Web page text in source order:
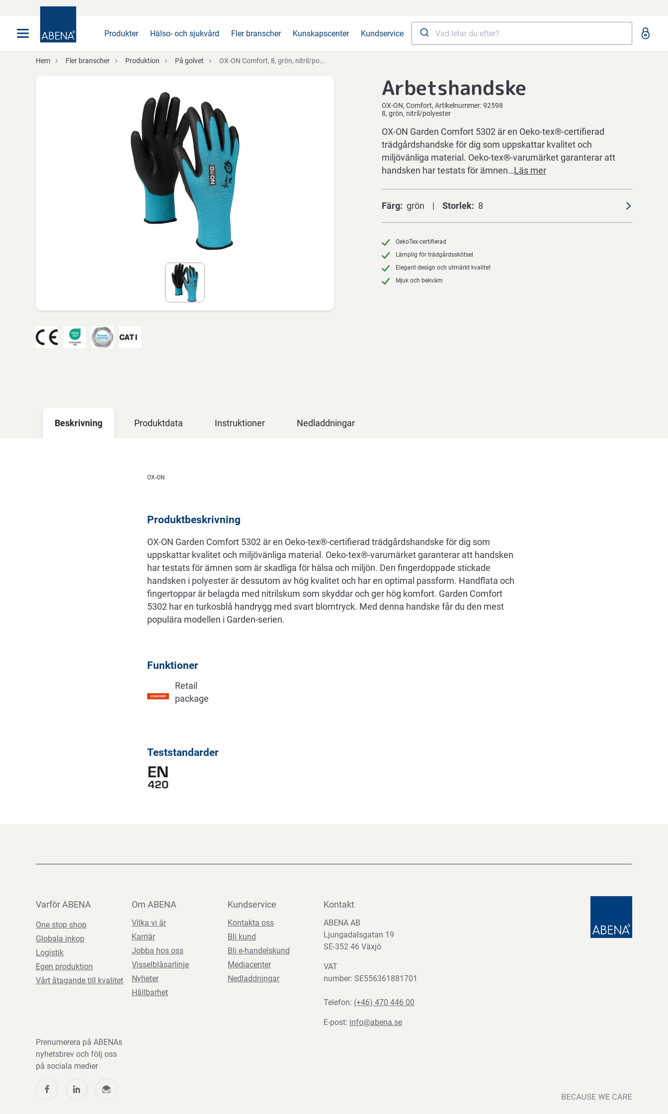
Produkter Hälso- och sjukvård Fler branscher Kunskapscenter Kundservice
Hem Fler branscher Produktion På golvet OX-ON Comfort, 8, grön, nitril/polyester
Arbetshandske
OX-ON Comfort Artikelnummer:92598
8, grön, nitril/polyester
OX-ON Garden Comfort 5302 är en Oeko-tex®-certifierad
trädgårdshandske för dig som uppskattar kvalitet och
miljövänliga material. Oeko-tex®-varumärket garanterar att
handsken har testats för ämnen…Läs mer
Färg grön Storlek 8
OekoTex-certifierad
Lämplig för trädgårdsskötsel
Elegant design och utmärkt kvalitet
Mjuk och bekväm
Beskrivning Produktdata Instruktioner Nedladdningar
Beskrivning
OX-ON
Produktbeskrivning
OX-ON Garden Comfort 5302 är en Oeko-tex®-certifierad trädgårdshandske för dig som
uppskattar kvalitet och miljövänliga material. Oeko-tex®-varumärket garanterar att handsken
har testats för ämnen som är skadliga för hälsa och miljön. Den fingerdoppade stickade
handsken i polyester är dessutom av hög kvalitet och har en optimal passform. Handflata och
fingertoppar är belagda med nitrilskum som skyddar och ger hög komfort. Garden Comfort
5302 har en turkosblå handrygg med svart blomtryck. Med denna handske får du den mest
populära modellen i Garden-serien.
Funktioner
Retail
package
Teststandarder
Varför ABENA
One stop shop
Globala inkop
Logistik
Egen produktion
Vårt åtagande till kvalitet
Om ABENA
Vilka vi är
Karriär
Jobba hos oss
Visselblåsarlinje
Nyheter
Hållbarhet
Kundservice
Kontakta oss
Bli kund
Bli e-handelskund
Mediacenter
Nedladdningar
Kontakt
ABENA AB
Ljungadalsgatan 19
SE-352 46 Växjö
VAT
number: SE556361881701
Telefon: (+46) 470 446 00
E-post: info@abena.se
Prenumerera på ABENAs
nyhetsbrev och följ oss
på sociala medier